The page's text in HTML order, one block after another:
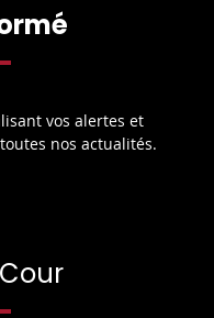
vos alertes et
nos actualités.